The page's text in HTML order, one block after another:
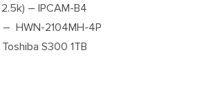
– IPCAM-B4
– HWN-2104MH-4P
S300 1TB